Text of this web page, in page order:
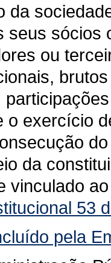
da
seus
ou
o exercício
da
vinculado
53
pela